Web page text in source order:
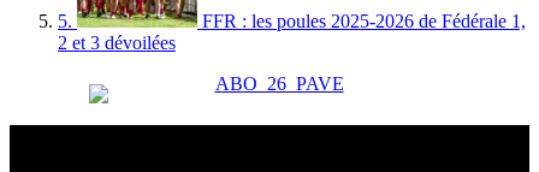
5.
FFR : les poules 2025-2026 de Fédérale 1,
2 et 3 dévoilées